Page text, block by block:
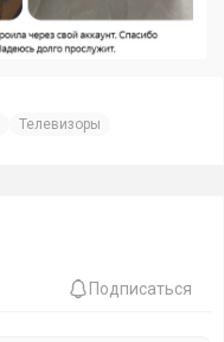
Телевизоры
Подписаться